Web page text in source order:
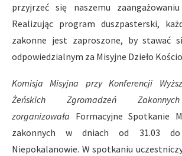
przyjrzeć się naszemu
Realizując program duszpasterski,
zakonne jest zaproszone, by stawać
odpowiedzialnym za Misyjne Dzieło
Komisja Misyjna przy Konferencji
Żeńskich Zgromadzeń
zorganizowała Formacyjne Spotkanie
zakonnych w dniach od 31.03 do
Niepokalanowie. W spotkaniu